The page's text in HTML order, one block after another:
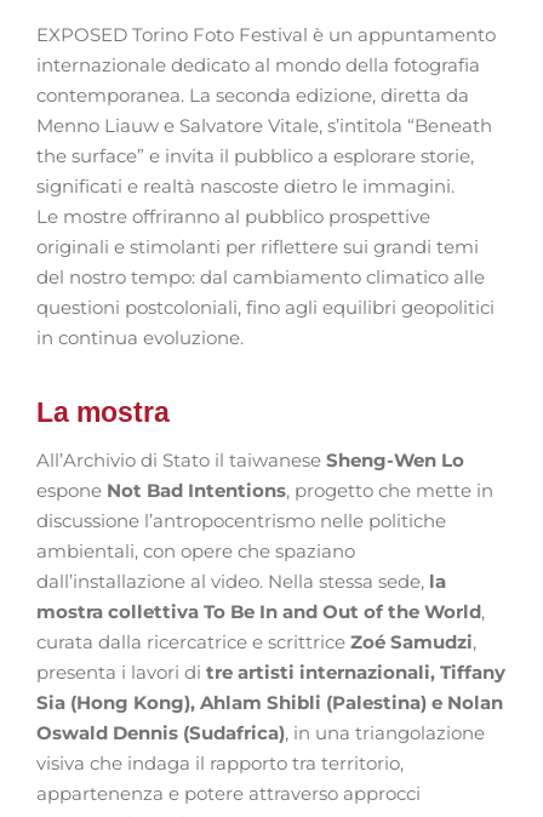
EXPOSED Torino Foto Festival è un appuntamento
internazionale dedicato al mondo della fotografia
contemporanea. La seconda edizione, diretta da
Menno Liauw e Salvatore Vitale, s’intitola “Beneath
the surface” e invita il pubblico a esplorare storie,
significati e realtà nascoste dietro le immagini.
Le mostre offriranno al pubblico prospettive
originali e stimolanti per riflettere sui grandi temi
del nostro tempo: dal cambiamento climatico alle
questioni postcoloniali, fino agli equilibri geopolitici
in continua evoluzione.
La mostra
All’Archivio di Stato il taiwanese Sheng-Wen Lo
espone Not Bad Intentions, progetto che mette in
discussione l’antropocentrismo nelle politiche
ambientali, con opere che spaziano
dall’installazione al video. Nella stessa sede, la
mostra collettiva To Be In and Out of the World,
curata dalla ricercatrice e scrittrice Zoé Samudzi,
presenta i lavori di tre artisti internazionali, Tiffany
Sia (Hong Kong), Ahlam Shibli (Palestina) e Nolan
Oswald Dennis (Sudafrica), in una triangolazione
visiva che indaga il rapporto tra territorio,
appartenenza e potere attraverso approcci